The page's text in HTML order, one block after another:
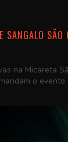
SANGALO SÃO
na Micareta
o evento